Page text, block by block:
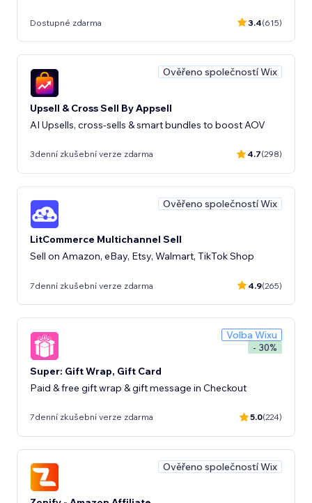
Dostupné zdarma 3.4(615)
Ověřeno společností Wix
Upsell & Cross Sell By Appsell
AI Upsells, cross-sells & smart bundles to boost AOV
3denní zkušební verze zdarma 4.7(298)
Ověřeno společností Wix
LitCommerce Multichannel Sell
Sell on Amazon, eBay, Etsy, Walmart, TikTok Shop
7denní zkušební verze zdarma 4.9(265)
Volba Wixu
- 30%
Super: Gift Wrap, Gift Card
Paid & free gift wrap & gift message in Checkout
7denní zkušební verze zdarma 5.0(224)
Ověřeno společností Wix